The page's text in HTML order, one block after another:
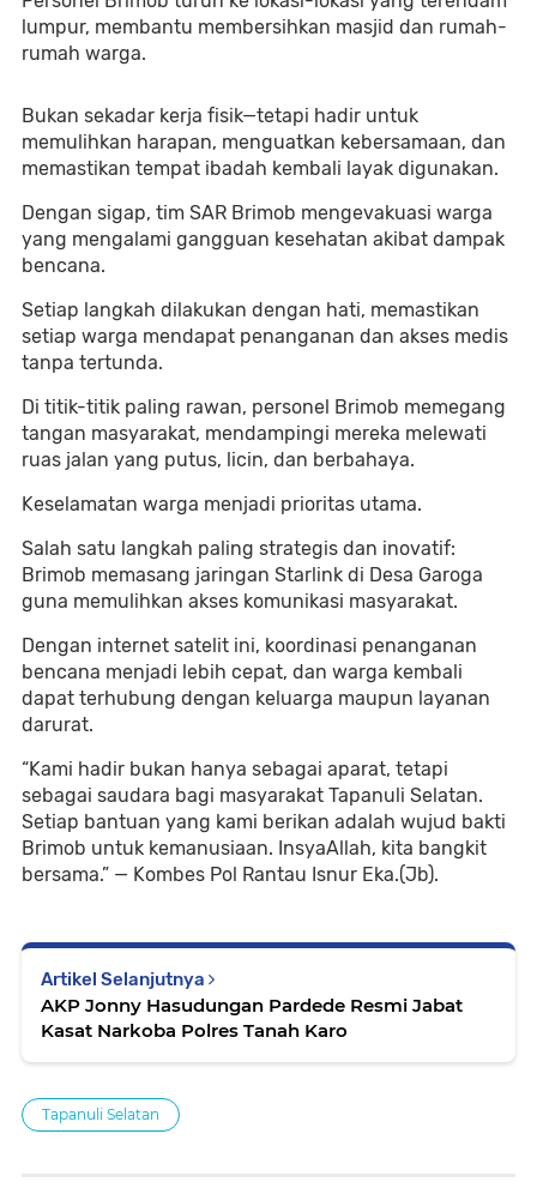
lumpur, membantu membersihkan masjid dan rumah-
rumah warga.
Bukan sekadar kerja fisik—tetapi hadir untuk
memulihkan harapan, menguatkan kebersamaan, dan
memastikan tempat ibadah kembali layak digunakan.
Dengan sigap, tim SAR Brimob mengevakuasi warga
yang mengalami gangguan kesehatan akibat dampak
bencana.
Setiap langkah dilakukan dengan hati, memastikan
setiap warga mendapat penanganan dan akses medis
tanpa tertunda.
Di titik-titik paling rawan, personel Brimob memegang
tangan masyarakat, mendampingi mereka melewati
ruas jalan yang putus, licin, dan berbahaya.
Keselamatan warga menjadi prioritas utama.
Salah satu langkah paling strategis dan inovatif:
Brimob memasang jaringan Starlink di Desa Garoga
guna memulihkan akses komunikasi masyarakat.
Dengan internet satelit ini, koordinasi penanganan
bencana menjadi lebih cepat, dan warga kembali
dapat terhubung dengan keluarga maupun layanan
darurat.
“Kami hadir bukan hanya sebagai aparat, tetapi
sebagai saudara bagi masyarakat Tapanuli Selatan.
Setiap bantuan yang kami berikan adalah wujud bakti
Brimob untuk kemanusiaan. InsyaAllah, kita bangkit
bersama.” — Kombes Pol Rantau Isnur Eka.(Jb).
Artikel Selanjutnya
AKP Jonny Hasudungan Pardede Resmi Jabat
Kasat Narkoba Polres Tanah Karo
Tapanuli Selatan